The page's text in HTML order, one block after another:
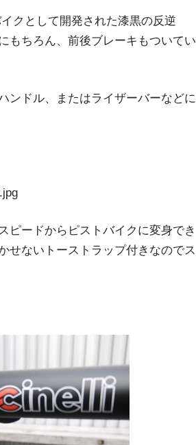
クとして開発された漆黒の反逆
もちろん、前後ブレーキもついてい
ンドル、またはライザーバーなどに
ピードからピストバイクに変身でき
ないトーストラップ付きなのでス